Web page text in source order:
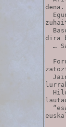
dena.
dira
…